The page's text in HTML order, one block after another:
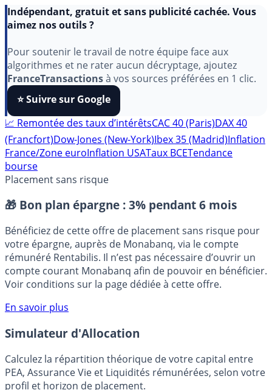
aimez nos outils ?
Pour soutenir le travail de notre équipe face aux
algorithmes et ne rater aucun décryptage, ajoutez
FranceTransactionsà vos sources préférées en 1 clic.
⭐️ Suivre sur Google
📈 Remontée des taux d’intérêtsCAC 40 (Paris)DAX 40
(Francfort)
France/Zone euroInflation USA
Placement sans risque
🎁 Bon plan épargne : 3% pendant 6 mois
Bénéficiez de cette offre de placement sans risque pour
votre épargne, auprès de Monabanq, via le compte
rémunéré Rentabilis. Il n’est pas nécessaire d’ouvrir un
Voir conditions sur la page dédiée à cette offre.
En savoir plus
Simulateur d'Allocation
Calculez la répartition théorique de votre capital entre